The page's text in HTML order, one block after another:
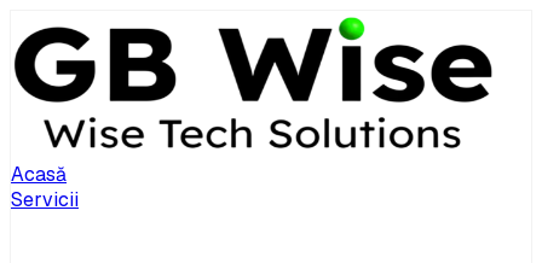
Acasă
Servicii